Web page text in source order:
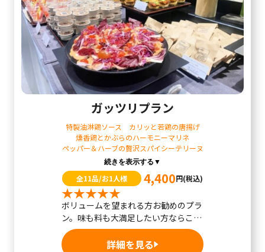
ガッツリプラン
特製油淋鶏ソース カリッと若鶏の唐揚げ
燻香鶏とかぶらのハーモニーマリネ
ペッパー＆ハーブの贅沢スパイシーテリーヌ
続きを表示する▼
全11品/お1人様 4,400円(税込)
ボリュームを望まれる方お勧めのプラ
ン。味も料も大満足したい方ならこち
ら。男性や若...
詳細を見る